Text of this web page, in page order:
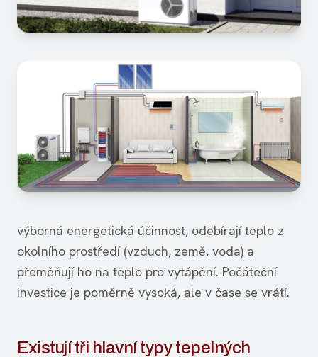
výborná energetická účinnost, odebírají teplo z
okolního prostředí (vzduch, země, voda) a
přeměňují ho na teplo pro vytápění. Počáteční
investice je poměrně vysoká, ale v čase se vrátí.
Existují tři hlavní typy tepelných